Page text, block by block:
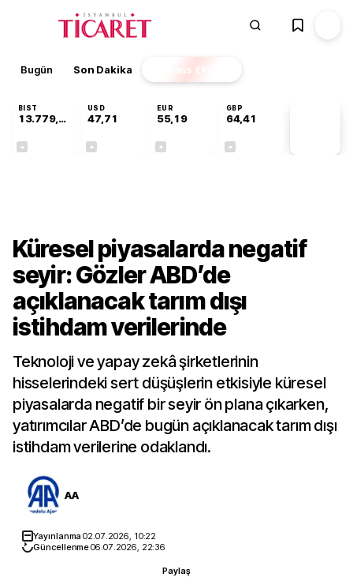
Bugün Son Dakika Finans EKSTRA
BIST
13.779,39
USD
47,71
EUR
55,19
GBP
64,41
Küresel piyasalarda negatif
seyir: Gözler ABD’de
açıklanacak tarım dışı
istihdam verilerinde
Teknoloji ve yapay zekâ şirketlerinin
hisselerindeki sert düşüşlerin etkisiyle küresel
piyasalarda negatif bir seyir ön plana çıkarken,
yatırımcılar ABD’de bugün açıklanacak tarım dışı
istihdam verilerine odaklandı.
AA
Yayınlanma02.07.2026, 10:22
Güncellenme06.07.2026, 22:36
Paylaş